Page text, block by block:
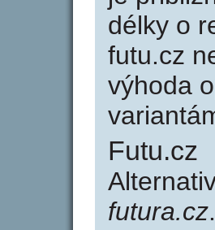
délky o
futu.cz
výhoda
Futu.cz
futura.cz.